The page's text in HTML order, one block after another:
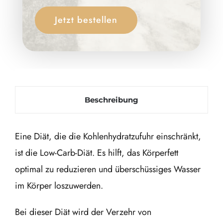
Jetzt bestellen
Beschreibung
Eine Diät, die die Kohlenhydratzufuhr einschränkt,
ist die Low-Carb-Diät. Es hilft, das Körperfett
optimal zu reduzieren und überschüssiges Wasser
im Körper loszuwerden.
Bei dieser Diät wird der Verzehr von